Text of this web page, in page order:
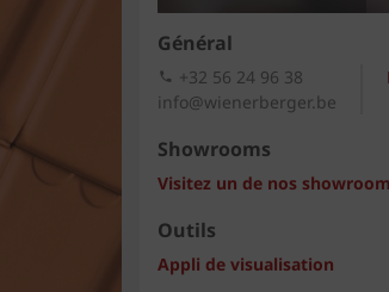
Général
+32 56 24 96 38
info@wienerberger.be
Showrooms
Visitez un de nos
Outils
Appli de visualisation